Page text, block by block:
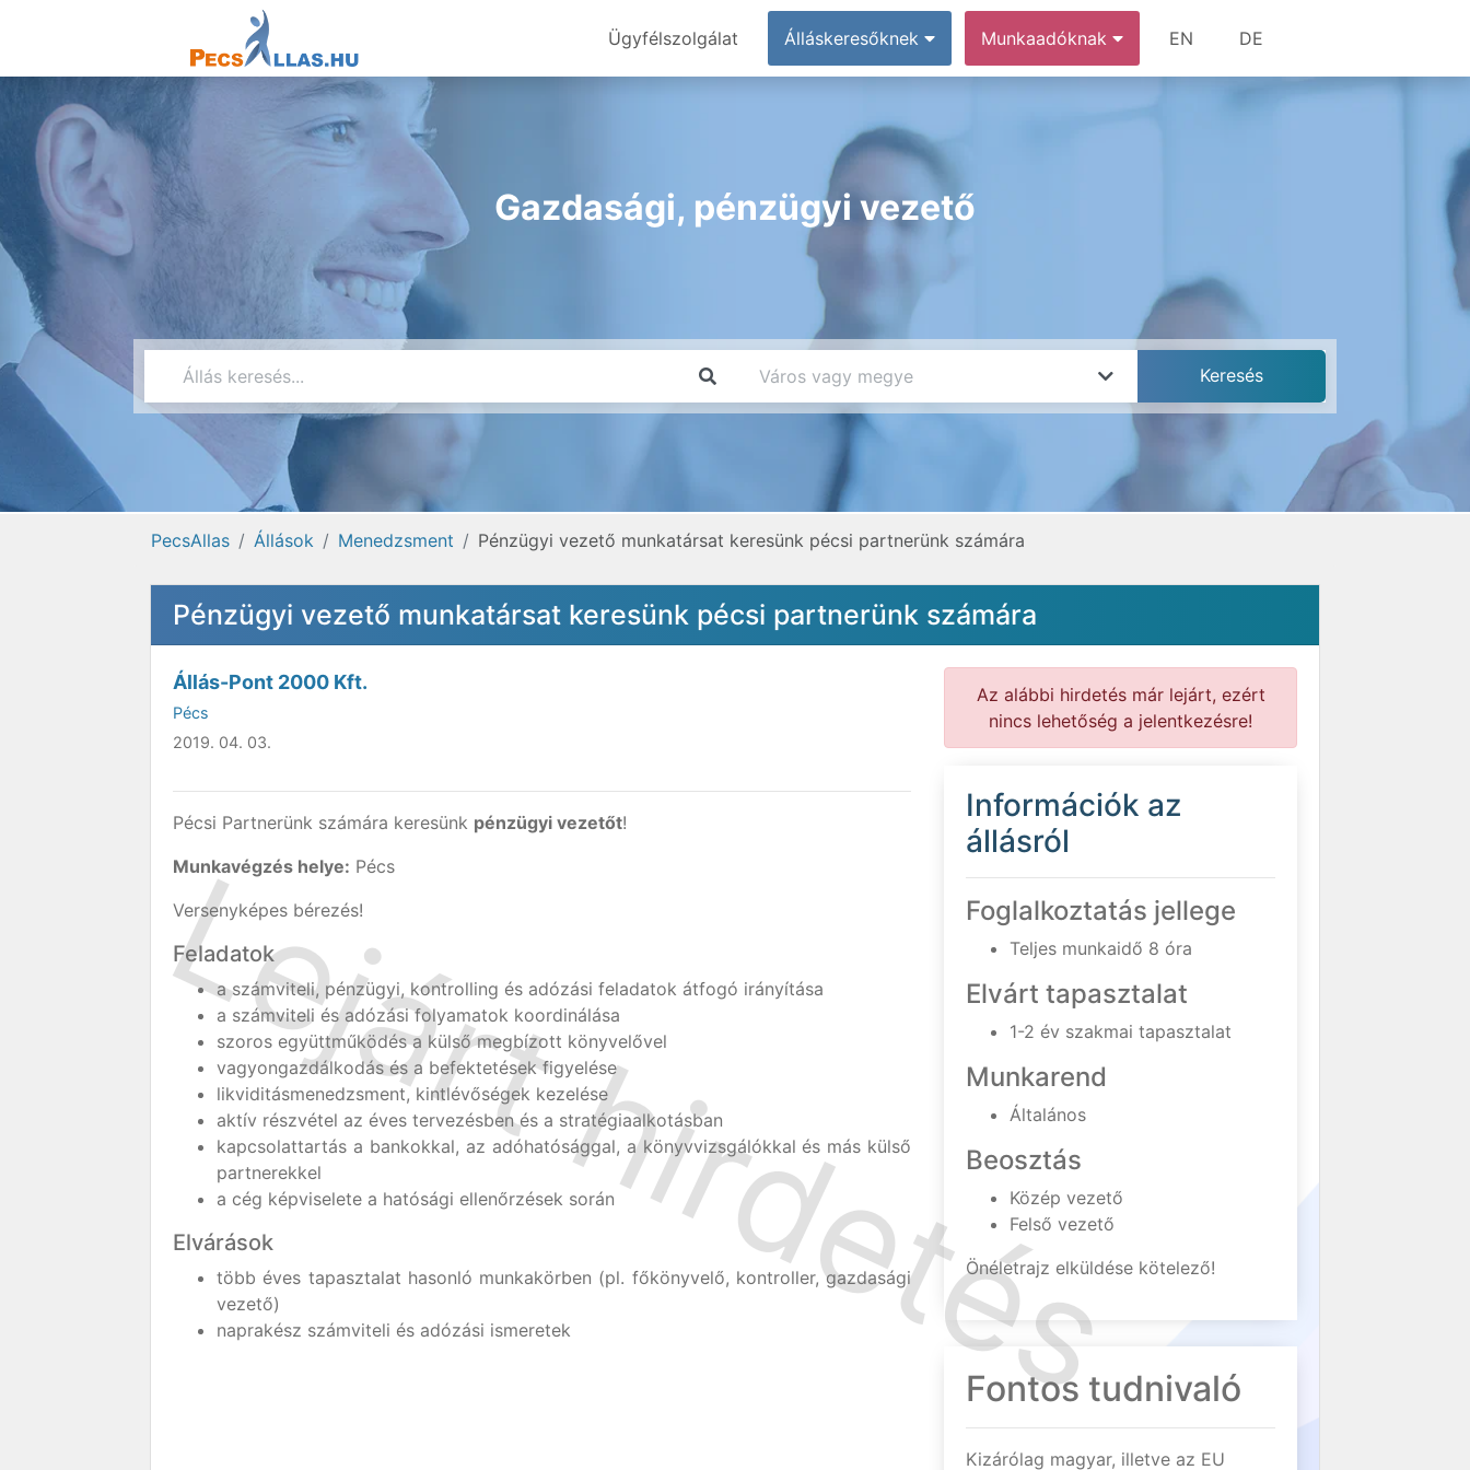
Ügyfélszolgálat Álláskeresőknek Munkaadóknak EN DE
Gazdasági, pénzügyi vezető
PecsAllas Állások Menedzsment Pénzügyi vezető munkatársat keresünk pécsi partnerünk számára
Pénzügyi vezető munkatársat keresünk pécsi partnerünk számára
Állás-Pont 2000 Kft.
Pécs
2019. 04. 03.
Pécsi Partnerünk számára keresünk pénzügyi vezetőt!
Munkavégzés helye: Pécs
Versenyképes bérezés!
Feladatok
a számviteli, pénzügyi, kontrolling és adózási feladatok átfogó irányítása
a számviteli és adózási folyamatok koordinálása
szoros együttműködés a külső megbízott könyvelővel
vagyongazdálkodás és a befektetések figyelése
likviditásmenedzsment, kintlévőségek kezelése
aktív részvétel az éves tervezésben és a stratégiaalkotásban
kapcsolattartás a bankokkal, az adóhatósággal, a könyvvizsgálókkal és más külső
partnerekkel
a cég képviselete a hatósági ellenőrzések során
Elvárások
több éves tapasztalat hasonló munkakörben (pl. főkönyvelő, kontroller, gazdasági
vezető)
naprakész számviteli és adózási ismeretek
Az alábbi hirdetés már lejárt, ezért
nincs lehetőség a jelentkezésre!
Információk az
állásról
Foglalkoztatás jellege
Teljes munkaidő 8 óra
Elvárt tapasztalat
1-2 év szakmai tapasztalat
Munkarend
Általános
Beosztás
Közép vezető
Felső vezető
Önéletrajz elküldése kötelező!
Fontos tudnivaló
Kizárólag magyar, illetve az EU